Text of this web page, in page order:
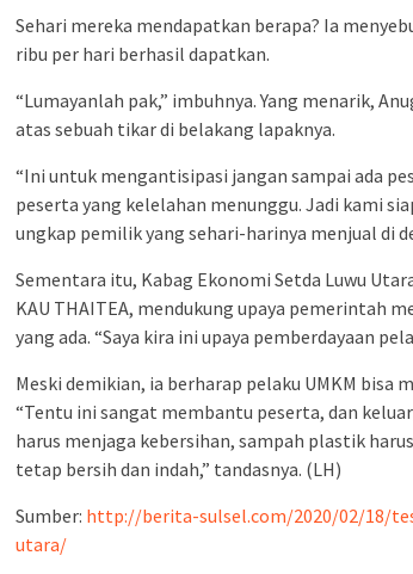
Sehari mereka mendapatkan berapa? Ia
ribu per hari berhasil dapatkan.
“Lumayanlah pak,” imbuhnya. Yang menarik,
atas sebuah tikar di belakang lapaknya.
“Ini untuk mengantisipasi jangan sampai ada
peserta yang kelelahan menunggu. Jadi kami
ungkap pemilik yang sehari-harinya menjual di
Sementara itu, Kabag Ekonomi Setda Luwu
KAU THAITEA, mendukung upaya pemerintah
yang ada. “Saya kira ini upaya pemberdayaan
Meski demikian, ia berharap pelaku UMKM bisa
“Tentu ini sangat membantu peserta, dan
harus menjaga kebersihan, sampah plastik
tetap bersih dan indah,” tandasnya. (LH)
Sumber: http://berita-sulsel.com/2020/02/18/
utara/